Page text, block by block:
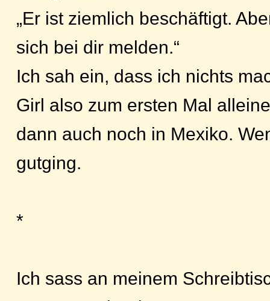
„Er ist ziemlich beschäftigt.
sich bei dir melden.“
Ich sah ein, dass ich nichts
Girl also zum ersten Mal
dann auch noch in Mexiko.
gutging.
*
Ich sass an meinem